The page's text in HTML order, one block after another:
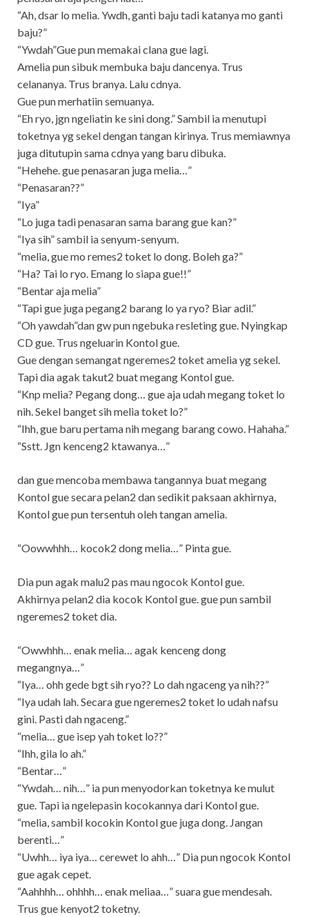
“Ah, dsar lo melia. Ywdh, ganti baju tadi katanya mo ganti
baju?”
“Ywdah”Gue pun memakai clana gue lagi.
Amelia pun sibuk membuka baju dancenya. Trus
celananya. Trus branya. Lalu cdnya.
Gue pun merhatiin semuanya.
“Eh ryo, jgn ngeliatin ke sini dong.” Sambil ia menutupi
toketnya yg sekel dengan tangan kirinya. Trus memiawnya
juga ditutupin sama cdnya yang baru dibuka.
“Hehehe. gue penasaran juga melia…”
“Penasaran??”
“Iya”
“Lo juga tadi penasaran sama barang gue kan?”
“Iya sih” sambil ia senyum-senyum.
“melia, gue mo remes2 toket lo dong. Boleh ga?”
“Ha? Tai lo ryo. Emang lo siapa gue!!”
“Bentar aja melia”
“Tapi gue juga pegang2 barang lo ya ryo? Biar adil.”
“Oh yawdah”dan gw pun ngebuka resleting gue. Nyingkap
CD gue. Trus ngeluarin Kontol gue.
Gue dengan semangat ngeremes2 toket amelia yg sekel.
Tapi dia agak takut2 buat megang Kontol gue.
“Knp melia? Pegang dong… gue aja udah megang toket lo
nih. Sekel banget sih melia toket lo?”
“Ihh, gue baru pertama nih megang barang cowo. Hahaha.”
“Sstt. Jgn kenceng2 ktawanya…”
dan gue mencoba membawa tangannya buat megang
Kontol gue secara pelan2 dan sedikit paksaan akhirnya,
Kontol gue pun tersentuh oleh tangan amelia.
“Oowwhhh… kocok2 dong melia…” Pinta gue.
Dia pun agak malu2 pas mau ngocok Kontol gue.
Akhirnya pelan2 dia kocok Kontol gue. gue pun sambil
ngeremes2 toket dia.
“Owwhhh… enak melia… agak kenceng dong
megangnya…”
“Iya… ohh gede bgt sih ryo?? Lo dah ngaceng ya nih??”
“Iya udah lah. Secara gue ngeremes2 toket lo udah nafsu
gini. Pasti dah ngaceng.”
“melia… gue isep yah toket lo??”
“Ihh, gila lo ah.”
“Bentar…”
“Ywdah… nih…” ia pun menyodorkan toketnya ke mulut
gue. Tapi ia ngelepasin kocokannya dari Kontol gue.
“melia, sambil kocokin Kontol gue juga dong. Jangan
berenti…”
“Uwhh… iya iya… cerewet lo ahh…” Dia pun ngocok Kontol
gue agak cepet.
“Aahhhh… ohhhh… enak meliaa…” suara gue mendesah.
Trus gue kenyot2 toketny.